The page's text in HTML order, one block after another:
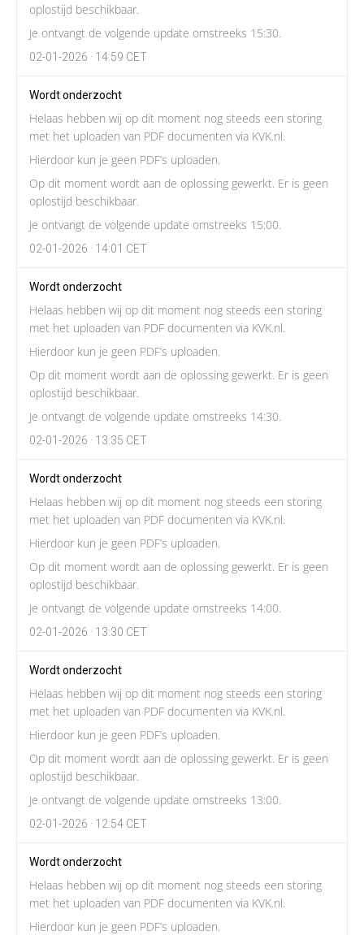
oplostijd beschikbaar.
Je ontvangt de volgende update omstreeks 15:30.
02-01-2026 · 14:59 CET
Wordt onderzocht
Helaas hebben wij op dit moment nog steeds een storing
met het uploaden van PDF documenten via KVK.nl.
Hierdoor kun je geen PDF’s uploaden.
Op dit moment wordt aan de oplossing gewerkt. Er is geen
oplostijd beschikbaar.
Je ontvangt de volgende update omstreeks 15:00.
02-01-2026 · 14:01 CET
Wordt onderzocht
Helaas hebben wij op dit moment nog steeds een storing
met het uploaden van PDF documenten via KVK.nl.
Hierdoor kun je geen PDF’s uploaden.
Op dit moment wordt aan de oplossing gewerkt. Er is geen
oplostijd beschikbaar.
Je ontvangt de volgende update omstreeks 14:30.
02-01-2026 · 13:35 CET
Wordt onderzocht
Helaas hebben wij op dit moment nog steeds een storing
met het uploaden van PDF documenten via KVK.nl.
Hierdoor kun je geen PDF’s uploaden.
Op dit moment wordt aan de oplossing gewerkt. Er is geen
oplostijd beschikbaar.
Je ontvangt de volgende update omstreeks 14:00.
02-01-2026 · 13:30 CET
Wordt onderzocht
Helaas hebben wij op dit moment nog steeds een storing
met het uploaden van PDF documenten via KVK.nl.
Hierdoor kun je geen PDF’s uploaden.
Op dit moment wordt aan de oplossing gewerkt. Er is geen
oplostijd beschikbaar.
Je ontvangt de volgende update omstreeks 13:00.
02-01-2026 · 12:54 CET
Wordt onderzocht
Helaas hebben wij op dit moment nog steeds een storing
met het uploaden van PDF documenten via KVK.nl.
Hierdoor kun je geen PDF’s uploaden.